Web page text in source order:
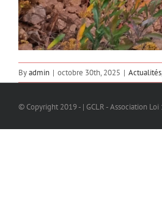
Byadmin | octobre 30th, 2025 | Actualités,
© Copyright 2019 - | GCLR - Association